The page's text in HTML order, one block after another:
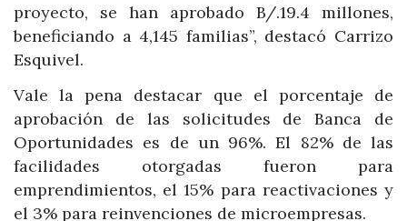
proyecto, se han aprobado B/.19.4 millones,
beneficiando a 4,145 familias”, destacó Carrizo
Esquivel.
Vale la pena destacar que el porcentaje de
aprobación de las solicitudes de Banca de
Oportunidades es de un 96%. El 82% de las
facilidades otorgadas fueron para
emprendimientos, el 15% para reactivaciones y
el 3% para reinvenciones de microempresas.